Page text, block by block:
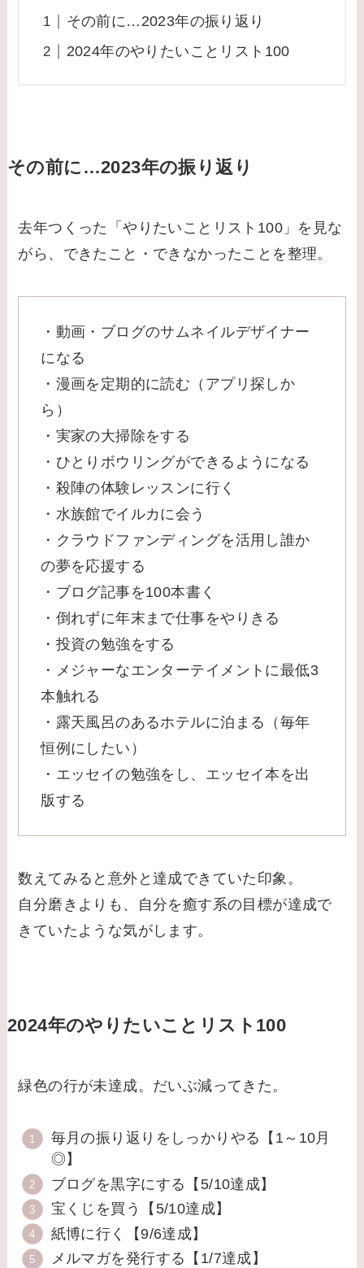
その前に…2023年の振り返り
2024年のやりたいことリスト100
その前に…2023年の振り返り
去年つくった「やりたいことリスト100」を見な
がら、できたこと・できなかったことを整理。
・動画・ブログのサムネイルデザイナー
になる
・漫画を定期的に読む（アプリ探しか
ら）
・実家の大掃除をする
・ひとりボウリングができるようになる
・殺陣の体験レッスンに行く
・水族館でイルカに会う
・クラウドファンディングを活用し誰か
の夢を応援する
・ブログ記事を100本書く
・倒れずに年末まで仕事をやりきる
・投資の勉強をする
・メジャーなエンターテイメントに最低3
本触れる
・露天風呂のあるホテルに泊まる（毎年
恒例にしたい）
・エッセイの勉強をし、エッセイ本を出
版する
数えてみると意外と達成できていた印象。
自分磨きよりも、自分を癒す系の目標が達成で
きていたような気がします。
2024年のやりたいことリスト100
緑色の行が未達成。だいぶ減ってきた。
毎月の振り返りをしっかりやる【1～10月
◎】
ブログを黒字にする【5/10達成】
宝くじを買う【5/10達成】
紙博に行く【9/6達成】
メルマガを発行する【1/7達成】